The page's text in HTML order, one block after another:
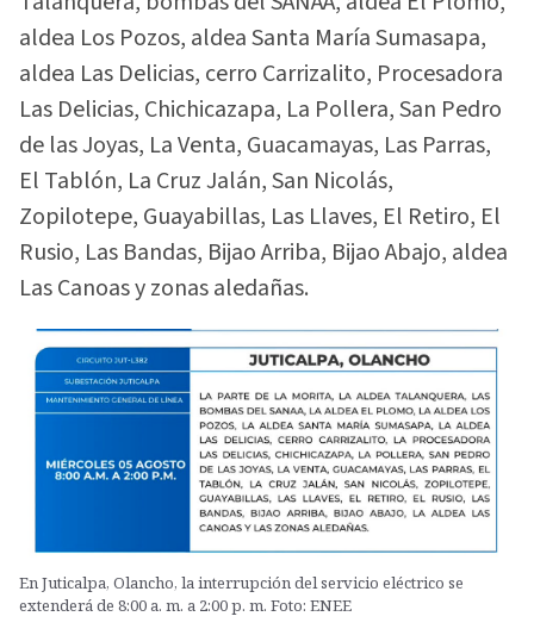
aldea Los Pozos, aldea Santa María Sumasapa,
aldea Las Delicias, cerro Carrizalito, Procesadora
Las Delicias, Chichicazapa, La Pollera, San Pedro
de las Joyas, La Venta, Guacamayas, Las Parras,
El Tablón, La Cruz Jalán, San Nicolás,
Zopilotepe, Guayabillas, Las Llaves, El Retiro, El
Rusio, Las Bandas, Bijao Arriba, Bijao Abajo, aldea
Las Canoas y zonas aledañas.
En Juticalpa, Olancho, la interrupción del servicio eléctrico se
extenderá de 8:00 a. m. a 2:00 p. m. Foto: ENEE